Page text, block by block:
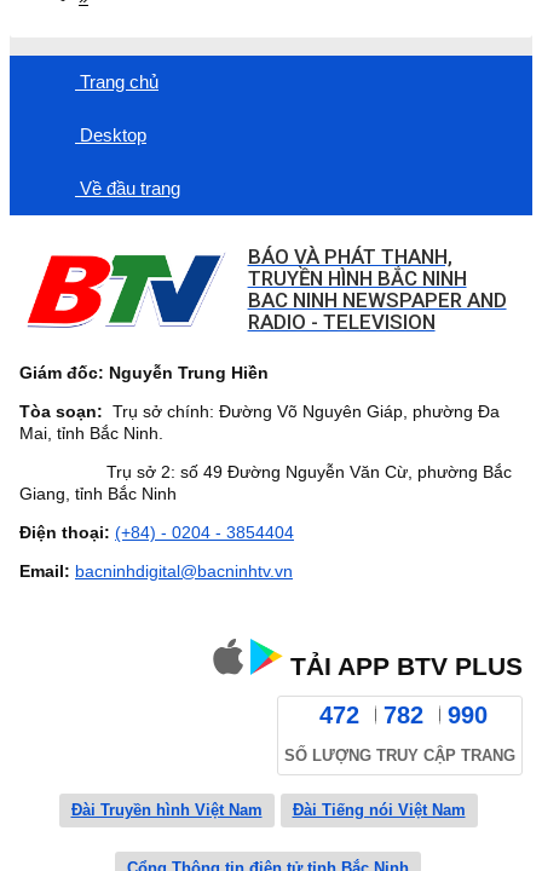
Trang chủ
Desktop
Về đầu trang
BÁO VÀ PHÁT THANH,
TRUYỀN HÌNH BẮC NINH
BAC NINH NEWSPAPER AND
RADIO - TELEVISION
Giám đốc: Nguyễn Trung Hiền
Tòa soạn: Trụ sở chính: Đường Võ Nguyên Giáp, phường Đa
Mai, tỉnh Bắc Ninh.
Trụ sở 2: số 49 Đường Nguyễn Văn Cừ, phường Bắc
Giang, tỉnh Bắc Ninh
Điện thoại: (+84) - 0204 - 3854404
Email: bacninhdigital@bacninhtv.vn
TẢI APP BTV PLUS
472 782 990
SỐ LƯỢNG TRUY CẬP TRANG
Đài Truyền hình Việt Nam Đài Tiếng nói Việt Nam